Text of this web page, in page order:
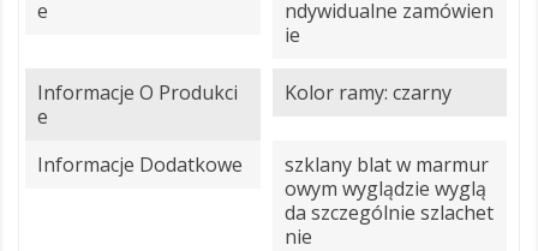
E
ndywidualne zamówien
ie
Informacje O Produkci
E
Kolor ramy: czarny
Informacje Dodatkowe
szklany blat w marmur
owym wyglądzie wyglą
da szczególnie szlachet
nie